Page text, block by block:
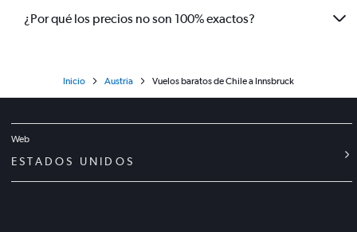
¿Por qué los precios no son 100% exactos?
Inicio Austria Vuelos baratos de Chile a Innsbruck
Web
ESTADOS UNIDOS